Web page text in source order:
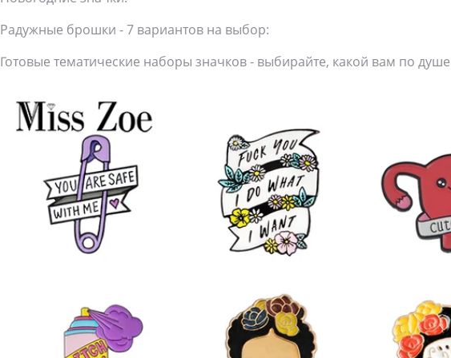
Радужные брошки - 7 вариантов на выбор:
Готовые тематические наборы значков - выбирайте, какой вам по